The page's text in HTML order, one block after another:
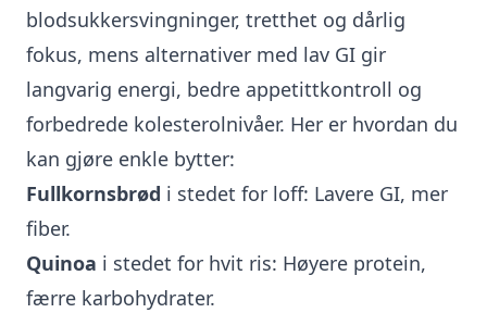
blodsukkersvingninger, tretthet og dårlig
fokus, mens alternativer med lav GI gir
langvarig energi, bedre appetittkontroll og
forbedrede kolesterolnivåer. Her er hvordan du
kan gjøre enkle bytter:
Fullkornsbrød i stedet for loff: Lavere GI, mer
fiber.
Quinoa i stedet for hvit ris: Høyere protein,
færre karbohydrater.